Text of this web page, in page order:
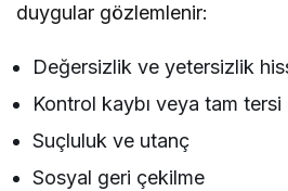
duygular gözlemlenir:
Değersizlik ve yetersizlik
Kontrol kaybı veya tam tersi
Suçluluk ve utanç
Sosyal geri çekilme